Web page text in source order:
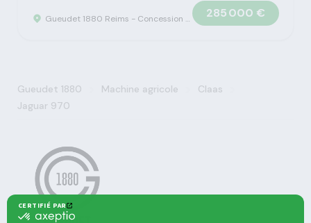
Gueudet 1880 Reims - Concession Claas 285 000 €
Gueudet 1880 Machine agricole Claas
Jaguar 970